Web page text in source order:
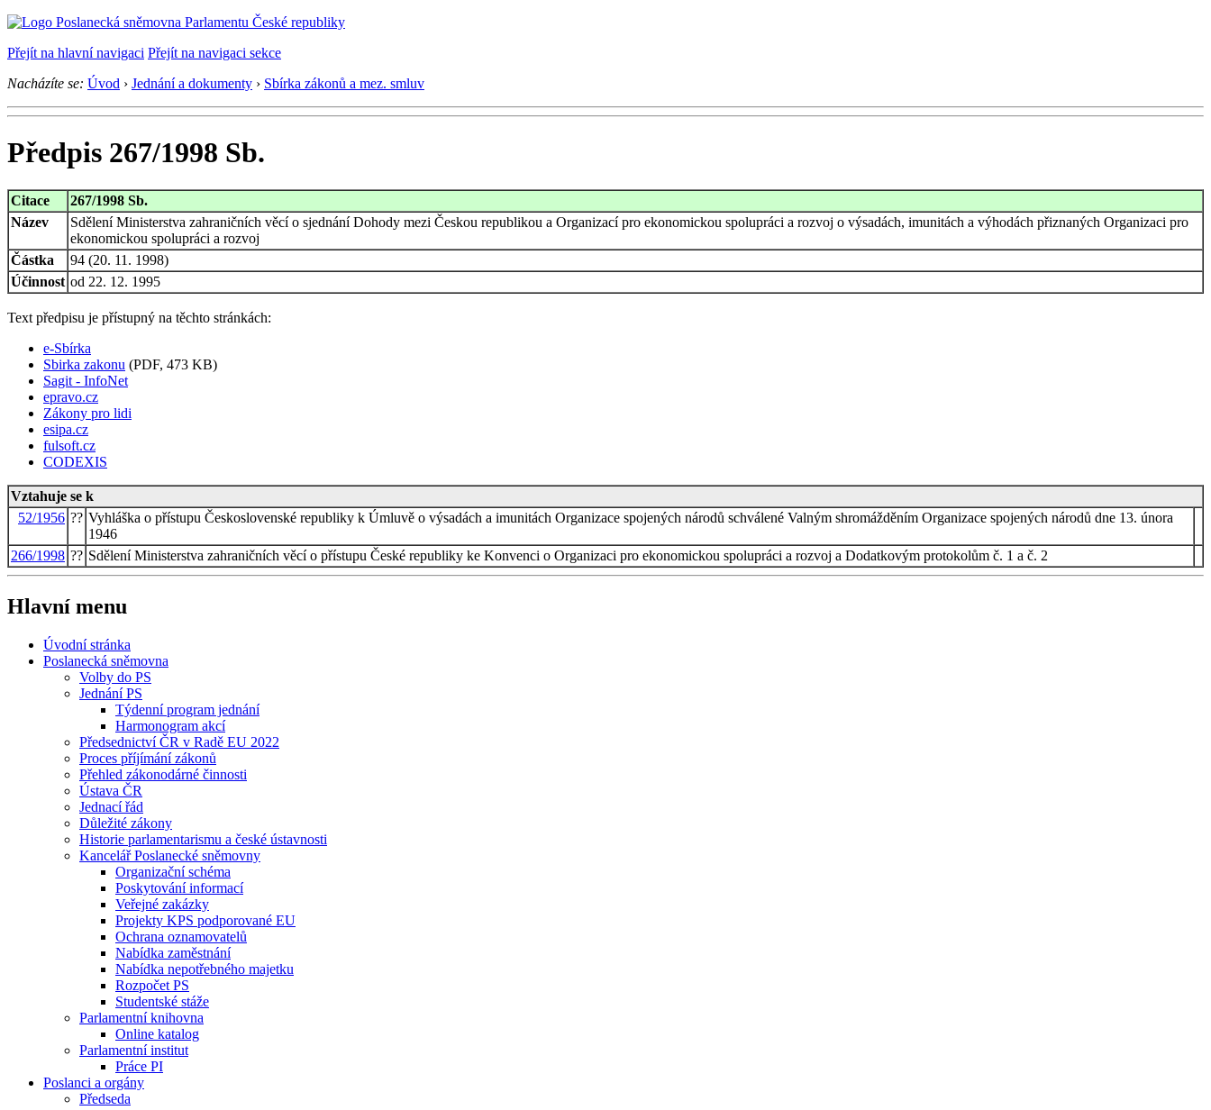
Přejít na hlavní navigaci Přejít na navigaci sekce
Nacházíte se: Úvod › Jednání a dokumenty › Sbírka zákonů a mez. smluv
Předpis 267/1998 Sb.
Citace
267/1998 Sb.
Název
Sdělení Ministerstva zahraničních věcí o sjednání Dohody mezi Českou republikou a Organizací pro ekonomickou spolupráci a rozvoj o výsadách, imunitách a výhodách přiznaných Organizaci pro
ekonomickou spolupráci a rozvoj
Částka
94 (20. 11. 1998)
Účinnost od 22. 12. 1995
Text předpisu je přístupný na těchto stránkách:
e-Sbírka
Sbirka zakonu (PDF, 473 KB)
Sagit - InfoNet
epravo.cz
Zákony pro lidi
esipa.cz
fulsoft.cz
CODEXIS
Vztahuje se k
52/1956 ?? Vyhláška o přístupu Československé republiky k Úmluvě o výsadách a imunitách Organizace spojených národů schválené Valným shromážděním Organizace spojených národů dne 13. února
1946
266/1998 ?? Sdělení Ministerstva zahraničních věcí o přístupu České republiky ke Konvenci o Organizaci pro ekonomickou spolupráci a rozvoj a Dodatkovým protokolům č. 1 a č. 2
Hlavní menu
Úvodní stránka
Poslanecká sněmovna
Volby do PS
Jednání PS
Týdenní program jednání
Harmonogram akcí
Předsednictví ČR v Radě EU 2022
Proces příjímání zákonů
Přehled zákonodárné činnosti
Ústava ČR
Jednací řád
Důležité zákony
Historie parlamentarismu a české ústavnosti
Kancelář Poslanecké sněmovny
Organizační schéma
Poskytování informací
Veřejné zakázky
Projekty KPS podporované EU
Ochrana oznamovatelů
Nabídka zaměstnání
Nabídka nepotřebného majetku
Rozpočet PS
Studentské stáže
Parlamentní knihovna
Online katalog
Parlamentní institut
Práce PI
Poslanci a orgány
Předseda